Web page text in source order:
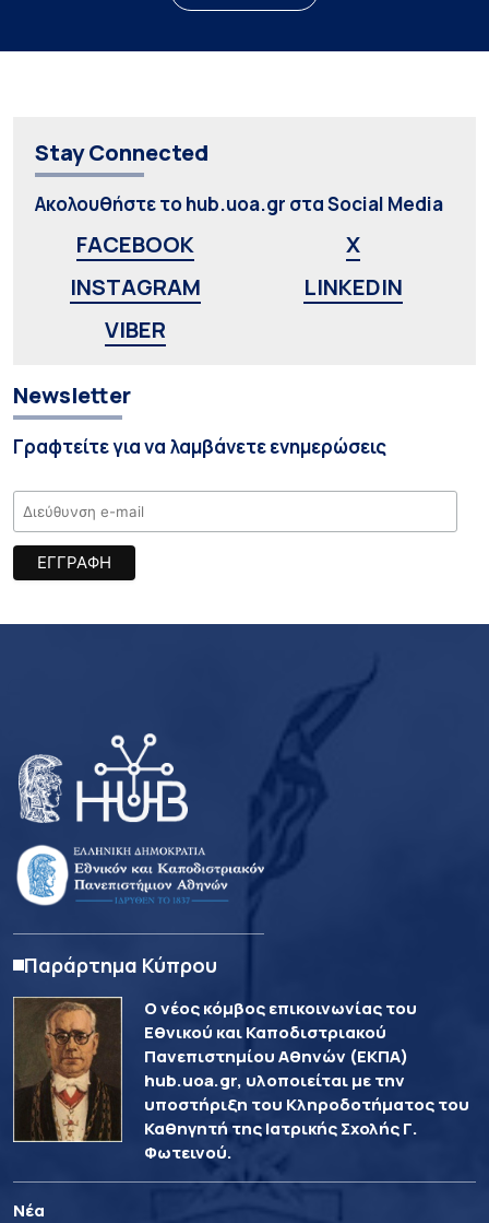
Stay Connected
Ακολουθήστε το hub.uoa.gr στα Social Media
FACEBOOK
X
INSTAGRAM
LINKEDIN
VIBER
Newsletter
Γραφτείτε για να λαμβάνετε ενημερώσεις
Παράρτημα Κύπρου
Ο νέος κόμβος επικοινωνίας του
Εθνικού και Καποδιστριακού
Πανεπιστημίου Αθηνών (ΕΚΠΑ)
hub.uoa.gr, υλοποιείται με την
υποστήριξη του Κληροδοτήματος του
Καθηγητή της Ιατρικής Σχολής Γ.
Φωτεινού.
Νέα